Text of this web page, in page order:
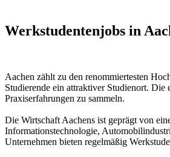
Werkstudentenjobs in
Aachen zählt zu den renommiertesten
Studierende ein attraktiver Studienort. Die
Praxiserfahrungen zu sammeln.
Die Wirtschaft Aachens ist geprägt von
Informationstechnologie,
Unternehmen bieten regelmäßig